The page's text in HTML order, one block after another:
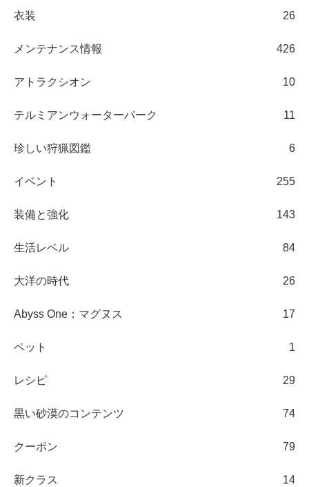
衣装 26
メンテナンス情報 426
アトラクシオン 10
テルミアンウォーターパーク 11
珍しい狩猟図鑑 6
イベント 255
装備と強化 143
生活レベル 84
大洋の時代 26
Abyss One：マグヌス 17
ペット 1
レシピ 29
黒い砂漠のコンテンツ 74
クーポン 79
新クラス 14